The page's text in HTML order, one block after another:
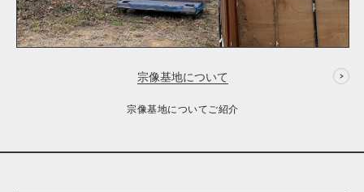
宗像基地について
宗像基地についてご紹介